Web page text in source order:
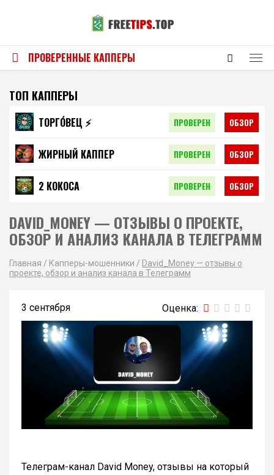
ПРОВЕРЕННЫЕ КАППЕРЫ
ТОП КАППЕРЫ
ТОРГО́ВЕЦ ⚡️ ПРОВЕРЕН ОБЗОР
ЖИРНЫЙ КАППЕР ПРОВЕРЕН ОБЗОР
2 КОКОСА ПРОВЕРЕН ОБЗОР
DAVID_MONEY — ОТЗЫВЫ О ПРОЕКТЕ,
ОБЗОР И АНАЛИЗ КАНАЛА В ТЕЛЕГРАММ
Главная / Капперы-мошенники / David_Money — отзывы о
проекте, обзор и анализ канала в Телеграмм
3 сентября
Телеграм-канал David Money, отзывы на который